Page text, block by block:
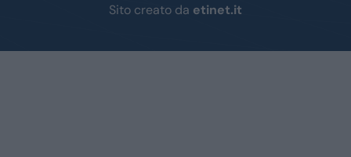
Sito creato da etinet.it